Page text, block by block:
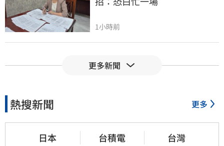
1小時前
金河痛心發聲
股災這8檔規模逆勢創高　它最
猛成長逾10%
更多新聞
熱搜新聞 更多
日本 台積電 台灣